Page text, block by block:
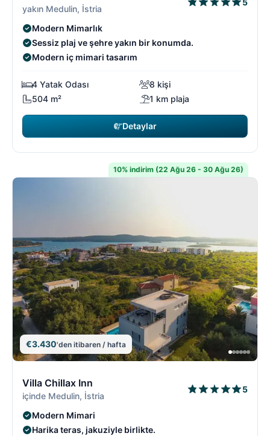
yakın Medulin, İstria
Modern Mimarlık
Sessiz plaj ve şehre yakın bir konumda.
Modern iç mimari tasarım
4 Yatak Odası
8 kişi
504 m²
1 km plaja
Detaylar
10% indirim (22 Ağu 26 - 30 Ağu 26)
€3.430'den itibaren / hafta
Villa Chillax Inn
içinde Medulin, İstria
5
Modern Mimari
Harika teras, jakuziyle birlikte.